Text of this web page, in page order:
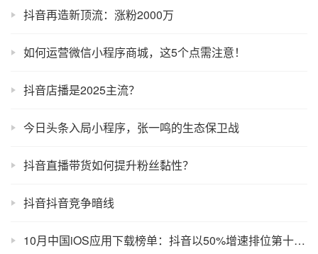
抖音再造新顶流：涨粉2000万
如何运营微信小程序商城，这5个点需注意！
抖音店播是2025主流？
今日头条入局小程序，张一鸣的生态保卫战
抖音直播带货如何提升粉丝黏性？
抖音抖音竞争暗线
10月中国iOS应用下载榜单：抖音以50%增速排位第十，王者荣耀仍稳居第一